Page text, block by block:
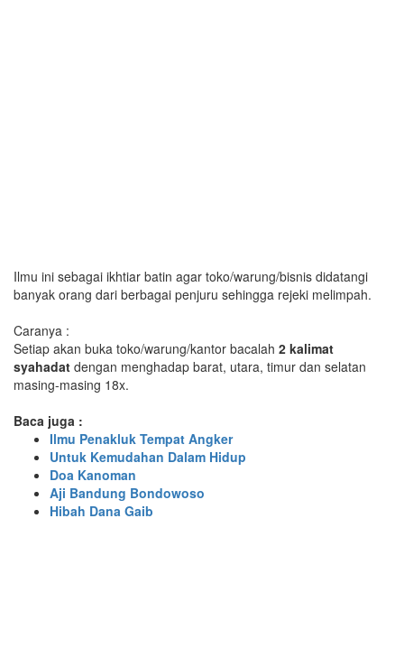
Ilmu ini sebagai ikhtiar batin agar toko/warung/bisnis didatangi
banyak orang dari berbagai penjuru sehingga rejeki melimpah.
Caranya :
Setiap akan buka toko/warung/kantor bacalah 2 kalimat
syahadat dengan menghadap barat, utara, timur dan selatan
masing-masing 18x.
Baca juga :
Ilmu Penakluk Tempat Angker
Untuk Kemudahan Dalam Hidup
Doa Kanoman
Aji Bandung Bondowoso
Hibah Dana Gaib